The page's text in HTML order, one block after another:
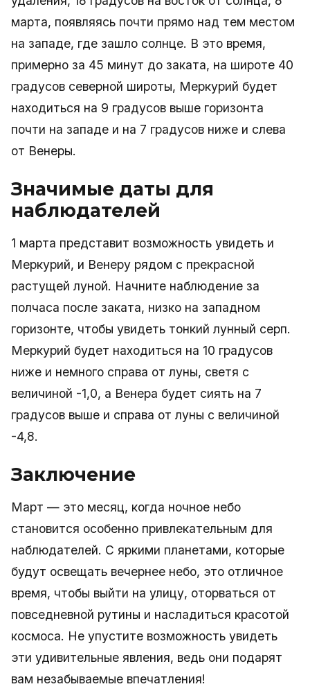
марта, появляясь почти прямо над тем местом
на западе, где зашло солнце. В это время,
примерно за 45 минут до заката, на широте 40
градусов северной широты, Меркурий будет
находиться на 9 градусов выше горизонта
почти на западе и на 7 градусов ниже и слева
от Венеры.
Значимые даты для
наблюдателей
1 марта представит возможность увидеть и
Меркурий, и Венеру рядом с прекрасной
растущей луной. Начните наблюдение за
полчаса после заката, низко на западном
горизонте, чтобы увидеть тонкий лунный серп.
Меркурий будет находиться на 10 градусов
ниже и немного справа от луны, светя с
величиной -1,0, а Венера будет сиять на 7
градусов выше и справа от луны с величиной
-4,8.
Заключение
Март — это месяц, когда ночное небо
становится особенно привлекательным для
наблюдателей. С яркими планетами, которые
будут освещать вечернее небо, это отличное
время, чтобы выйти на улицу, оторваться от
повседневной рутины и насладиться красотой
космоса. Не упустите возможность увидеть
эти удивительные явления, ведь они подарят
вам незабываемые впечатления!